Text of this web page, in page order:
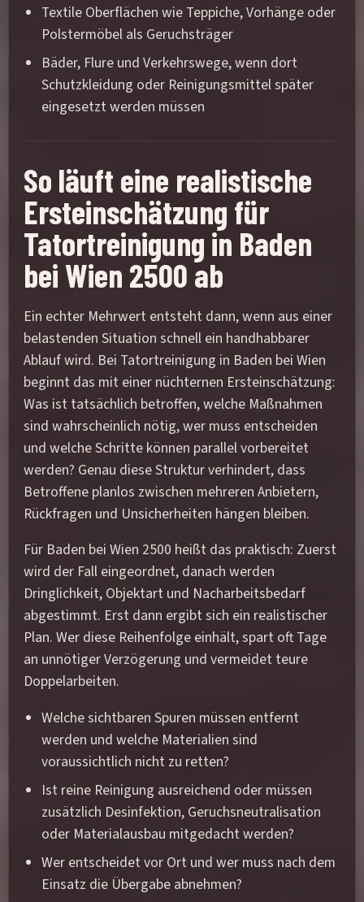
Textile Oberflächen wie Teppiche, Vorhänge oder
Polstermöbel als Geruchsträger
Bäder, Flure und Verkehrswege, wenn dort
Schutzkleidung oder Reinigungsmittel später
eingesetzt werden müssen
So läuft eine realistische
Ersteinschätzung für
Tatortreinigung in Baden
bei Wien 2500 ab
Ein echter Mehrwert entsteht dann, wenn aus einer
belastenden Situation schnell ein handhabbarer
Ablauf wird. Bei Tatortreinigung in Baden bei Wien
beginnt das mit einer nüchternen Ersteinschätzung:
Was ist tatsächlich betroffen, welche Maßnahmen
sind wahrscheinlich nötig, wer muss entscheiden
und welche Schritte können parallel vorbereitet
werden? Genau diese Struktur verhindert, dass
Betroffene planlos zwischen mehreren Anbietern,
Rückfragen und Unsicherheiten hängen bleiben.
Für Baden bei Wien 2500 heißt das praktisch: Zuerst
wird der Fall eingeordnet, danach werden
Dringlichkeit, Objektart und Nacharbeitsbedarf
abgestimmt. Erst dann ergibt sich ein realistischer
Plan. Wer diese Reihenfolge einhält, spart oft Tage
an unnötiger Verzögerung und vermeidet teure
Doppelarbeiten.
Welche sichtbaren Spuren müssen entfernt
werden und welche Materialien sind
voraussichtlich nicht zu retten?
Ist reine Reinigung ausreichend oder müssen
zusätzlich Desinfektion, Geruchsneutralisation
oder Materialausbau mitgedacht werden?
Wer entscheidet vor Ort und wer muss nach dem
Einsatz die Übergabe abnehmen?